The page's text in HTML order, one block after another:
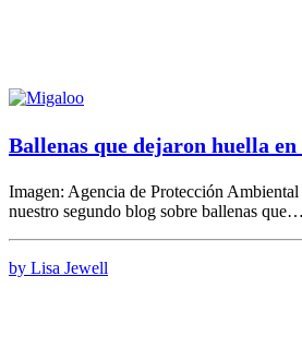
Ballenas que dejaron huella
Imagen: Agencia de Protección
nuestro segundo blog sobre ballenas que…
by Lisa Jewell